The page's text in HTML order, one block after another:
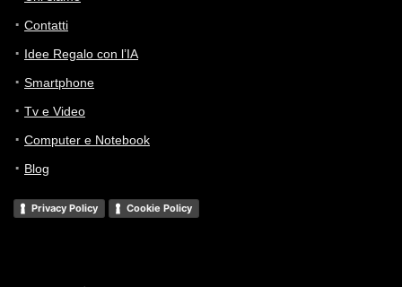
Contatti
Idee Regalo con l’IA
Smartphone
Tv e Video
Computer e Notebook
Blog
Privacy Policy Cookie Policy